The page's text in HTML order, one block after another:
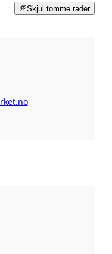
Skjul tomme rader